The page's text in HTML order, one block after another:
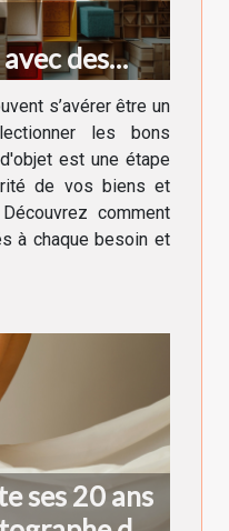
des
chaque
s’avérer être un
les bons
est une étape
de vos biens et
comment
à chaque besoin et
ses 20 ans